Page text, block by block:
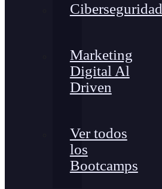
Ciberseguridad
Marketing
Digital Al
Driven
Ver todos
los
Bootcamps